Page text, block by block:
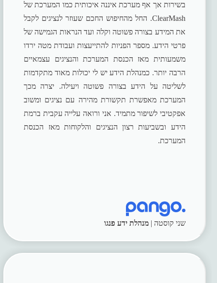
בשירות אך אף מערכת איננה איכותית כמו המערכת של
ClearMash. החל מהחיפוש החכם שעוזר לנציגים לקבל
את המידע בצורה פשוטה וקלה ועד הנראות הגמישה של
פרטי הידע. מספר הפניות להתייעצות ועבודת מטה ירדו
משמעותית מאז הכנסת המערכת והנציגים עצמאיים
הרבה יותר. כמנהלת הידע יש לי יכולות מאוד מתקדמות
לשליטה על הידע בצורה פשוטה ויעילה. יצרה מכך
המערכת מאפשרת תקשורת מהירה עם נציגים ומשוב
אפקטיבי לשיפור מתמיד. אני ורואה עלייה עקבית ברמת
הידע ובשביעות רצון הנציגים והלקוחות מאז הכנסת
המערכת.
שני קוסטה |מנהלת ידע פנגו